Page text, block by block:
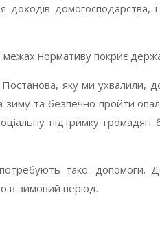
доходів
нормативу покриє
яку ми ухвалили,
зиму та безпечно пройти
підтримку
такої допомоги.
в зимовий період.